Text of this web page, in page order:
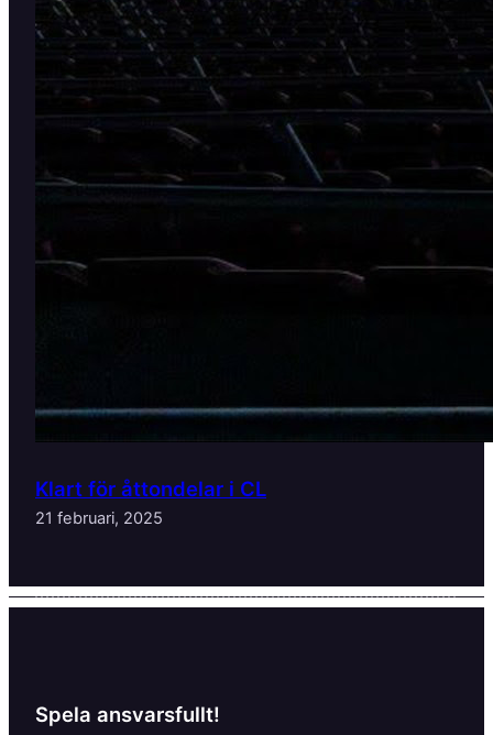
Klart för åttondelar i CL
21 februari, 2025
Spela ansvarsfullt!